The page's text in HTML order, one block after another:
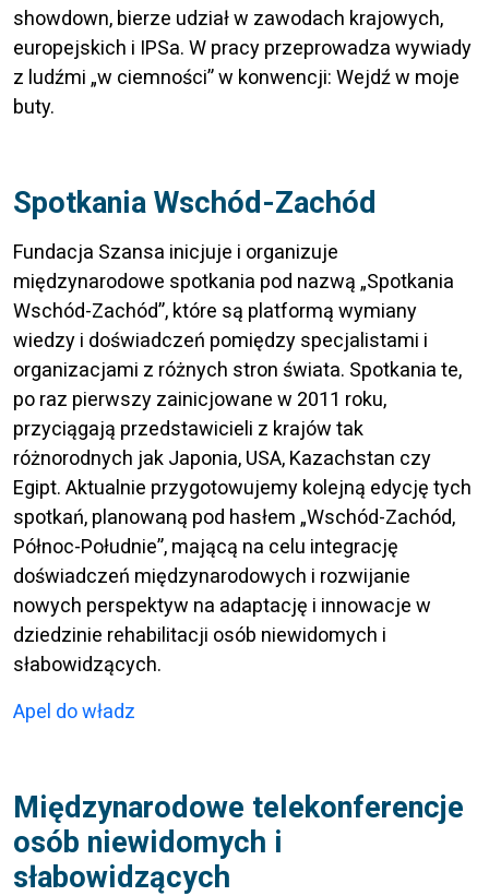
showdown, bierze udział w zawodach krajowych,
europejskich i IPSa. W pracy przeprowadza wywiady
z ludźmi „w ciemności” w konwencji: Wejdź w moje
buty.
Spotkania Wschód-Zachód
Fundacja Szansa inicjuje i organizuje
międzynarodowe spotkania pod nazwą „Spotkania
Wschód-Zachód”, które są platformą wymiany
wiedzy i doświadczeń pomiędzy specjalistami i
organizacjami z różnych stron świata. Spotkania te,
po raz pierwszy zainicjowane w 2011 roku,
przyciągają przedstawicieli z krajów tak
różnorodnych jak Japonia, USA, Kazachstan czy
Egipt. Aktualnie przygotowujemy kolejną edycję tych
spotkań, planowaną pod hasłem „Wschód-Zachód,
Północ-Południe”, mającą na celu integrację
doświadczeń międzynarodowych i rozwijanie
nowych perspektyw na adaptację i innowacje w
dziedzinie rehabilitacji osób niewidomych i
słabowidzących.
Apel do władz
Międzynarodowe telekonferencje
osób niewidomych i
słabowidzących